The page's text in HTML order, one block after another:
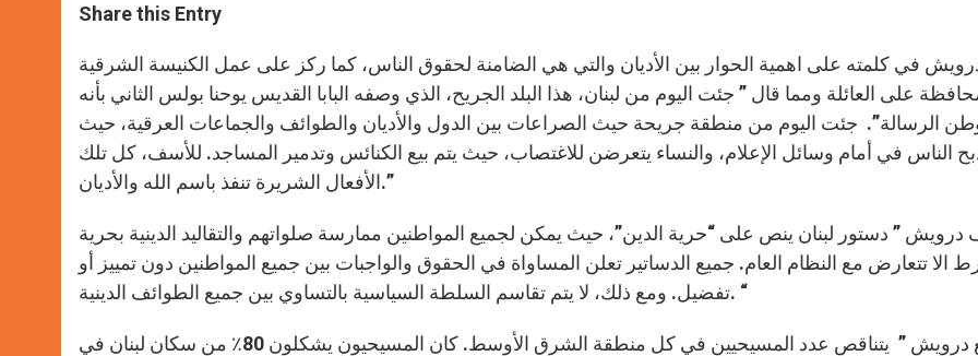
t
s
p
p
s
e
g
e
r
e
b
o
k
r
Share this Entry
في كلمته على اهمية الحوار بين الأديان والتي هي الضامنة لحقوق الناس، كما ركز على عمل الكنيسة الشرقية
على العائلة ومما قال ” جئت اليوم من لبنان، هذا البلد الجريح، الذي وصفه البابا القديس يوحنا بولس الثاني بأنه
الرسالة”. جئت اليوم من منطقة جريحة حيث الصراعات بين الدول والأديان والطوائف والجماعات العرقية، حيث
الناس في أمام وسائل الإعلام، والنساء يتعرضن للاغتصاب، حيث يتم بيع الكنائس وتدمير المساجد. للأسف، كل تلك
الأفعال الشريرة تنفذ باسم الله والأديان.”
” دستور لبنان ينص على “حرية الدين”، حيث يمكن لجميع المواطنين ممارسة صلواتهم والتقاليد الدينية بحرية
الا تتعارض مع النظام العام. جميع الدساتير تعلن المساواة في الحقوق والواجبات بين جميع المواطنين دون تمييز أو
تفضيل. ومع ذلك، لا يتم تقاسم السلطة السياسية بالتساوي بين جميع الطوائف الدينية. “
وتابع درويش ” يتناقص عدد المسيحيين في كل منطقة الشرق الأوسط. كان المسيحيون يشكلون 80٪ من سكان لبنان في